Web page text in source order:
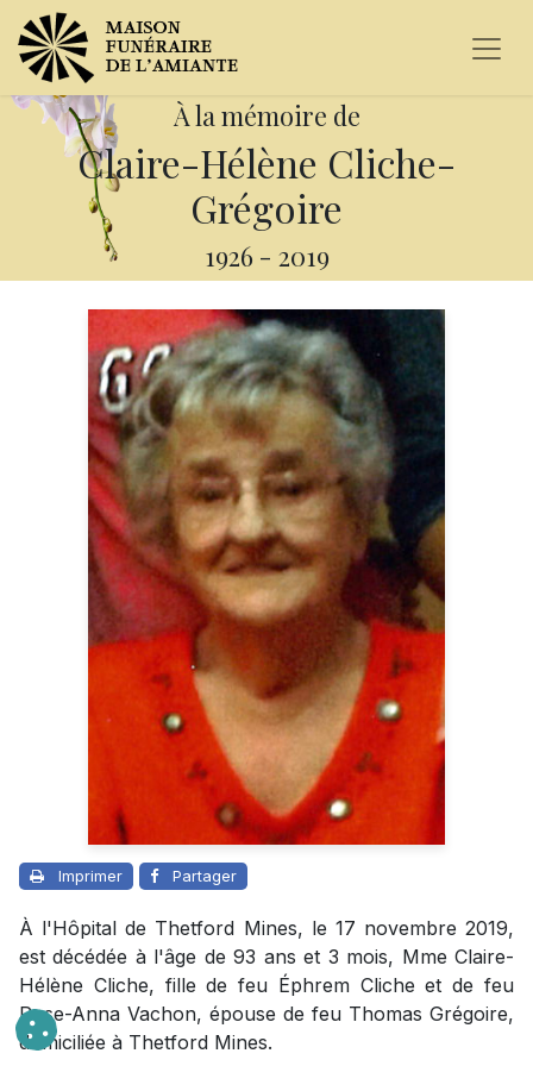
À la mémoire de
Claire-Hélène Cliche-
Grégoire
1926 - 2019
Imprimer Partager
À l'Hôpital de Thetford Mines, le 17 novembre 2019,
est décédée à l'âge de 93 ans et 3 mois, Mme Claire-
Hélène Cliche, fille de feu Éphrem Cliche et de feu
Rose-Anna Vachon, épouse de feu Thomas Grégoire,
domiciliée à Thetford Mines.